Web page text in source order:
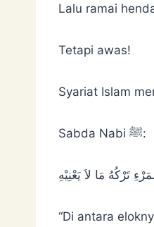
Lalu ramai
Tetapi awas!
Syariat Islam
Sabda Nabi ﷺ:
“Di antara